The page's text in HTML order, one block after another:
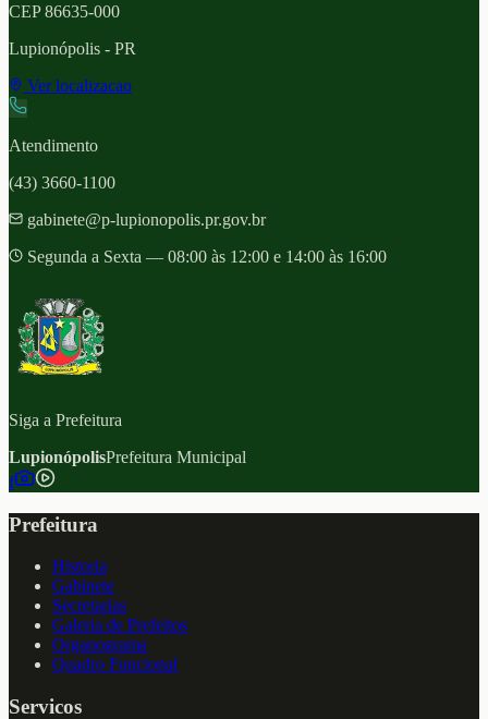
CEP86635-000
Lupionópolis - PR
Ver localizacao
Atendimento
(43) 3660-1100
gabinete@p-lupionopolis.pr.gov.br
Segunda a Sexta — 08:00 às 12:00 e 14:00 às 16:00
Siga a Prefeitura
LupionópolisPrefeitura Municipal
f
Prefeitura
Historia
Gabinete
Secretarias
Galeria de Prefeitos
Organograma
Quadro Funcional
Servicos